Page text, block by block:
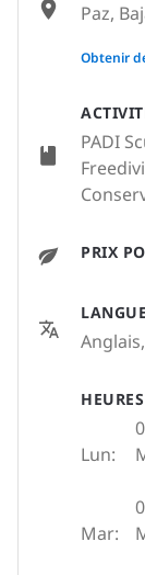
PADI
PRIX
HEURES
Lun:
Mar:
Paz,
None
Obtenir